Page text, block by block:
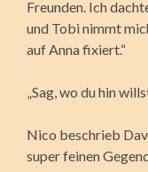
Freunden. Ich
und Tobi nimmt
auf Anna fixiert.“
„Sag, wo du hin
Nico beschrieb
super feinen